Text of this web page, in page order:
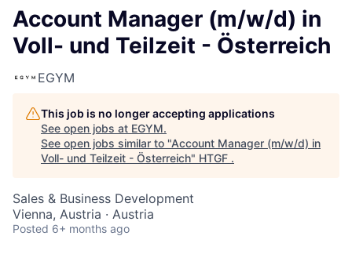
Account Manager (m/w/d) in
Voll- und Teilzeit - Österreich
EGYM
This job is no longer accepting applications
See open jobs at EGYM.
See open jobs similar to "Account Manager (m/w/d) in
Voll- und Teilzeit - Österreich" HTGF .
Sales & Business Development
Vienna, Austria · Austria
Posted 6+ months ago